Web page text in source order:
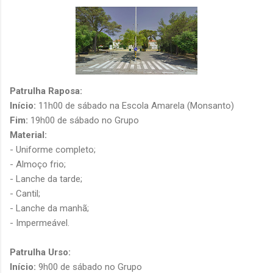
Patrulha Raposa:
Início: 11h00 de sábado na Escola Amarela (Monsanto)
Fim: 19h00 de sábado no Grupo
Material:
- Uniforme completo;
- Almoço frio;
- Lanche da tarde;
- Cantil;
- Lanche da manhã;
- Impermeável.
Patrulha Urso:
Início: 9h00 de sábado no Grupo